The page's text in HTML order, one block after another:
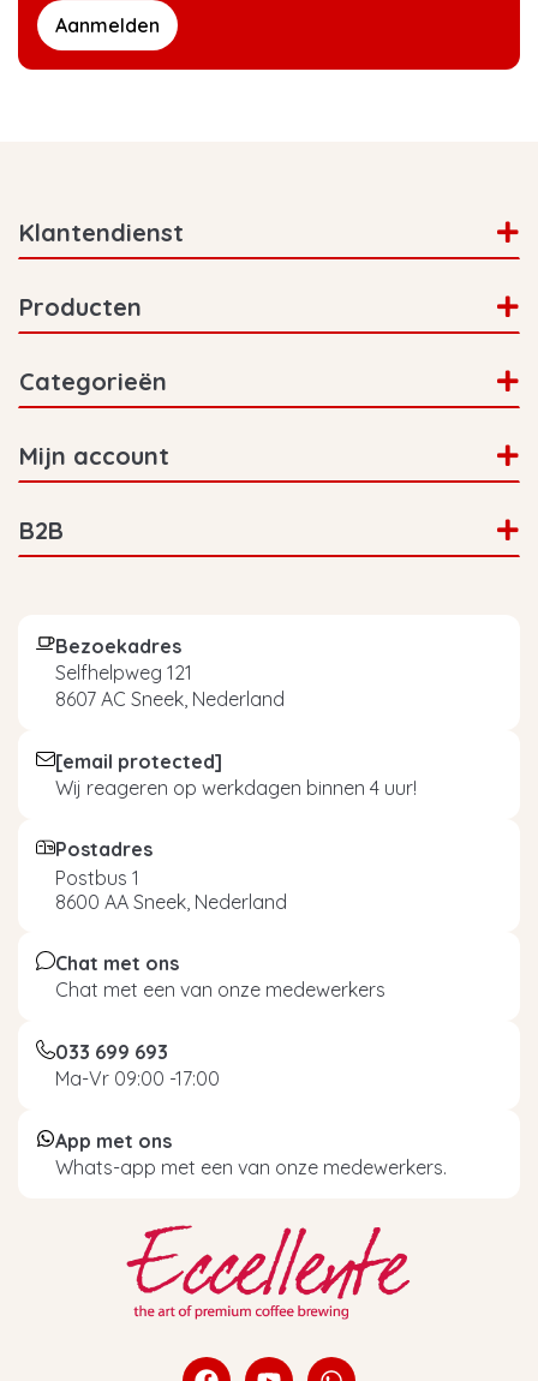
Aanmelden
Klantendienst
Producten
Categorieën
Mijn account
B2B
Bezoekadres
Selfhelpweg 121
8607 AC Sneek, Nederland
[email protected]
Wij reageren op werkdagen binnen 4 uur!
Postadres
Postbus 1
8600 AA Sneek, Nederland
Chat met ons
Chat met een van onze medewerkers
033 699 693
Ma-Vr 09:00 -17:00
App met ons
Whats-app met een van onze medewerkers.